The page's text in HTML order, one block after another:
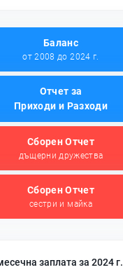
Баланс
от 2008 до 2024 г.
Отчет за
Приходи и Разходи
Сборен Отчет
дъщерни дружества
Сборен Отчет
сестри и майка
заплата за 2024 г.